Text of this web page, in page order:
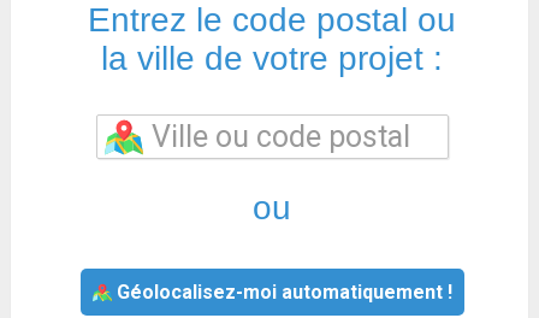
Entrez le code postal ou
la ville de votre projet :
ou
Géolocalisez-moi automatiquement !